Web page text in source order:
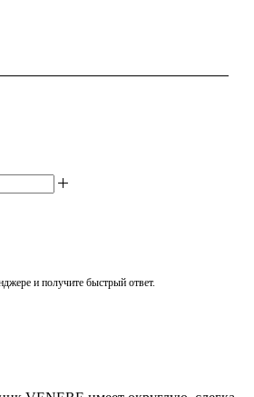
и получите быстрый ответ.